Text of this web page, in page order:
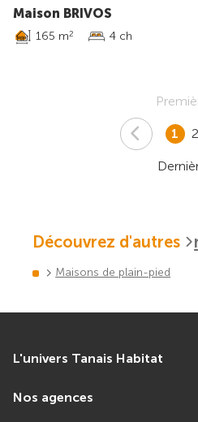
Maison BRIVOS
165 m2 4 ch
1 2
Découvrez d'autres
Maisons de plain-pied
L'univers Tanais Habitat
Nos agences